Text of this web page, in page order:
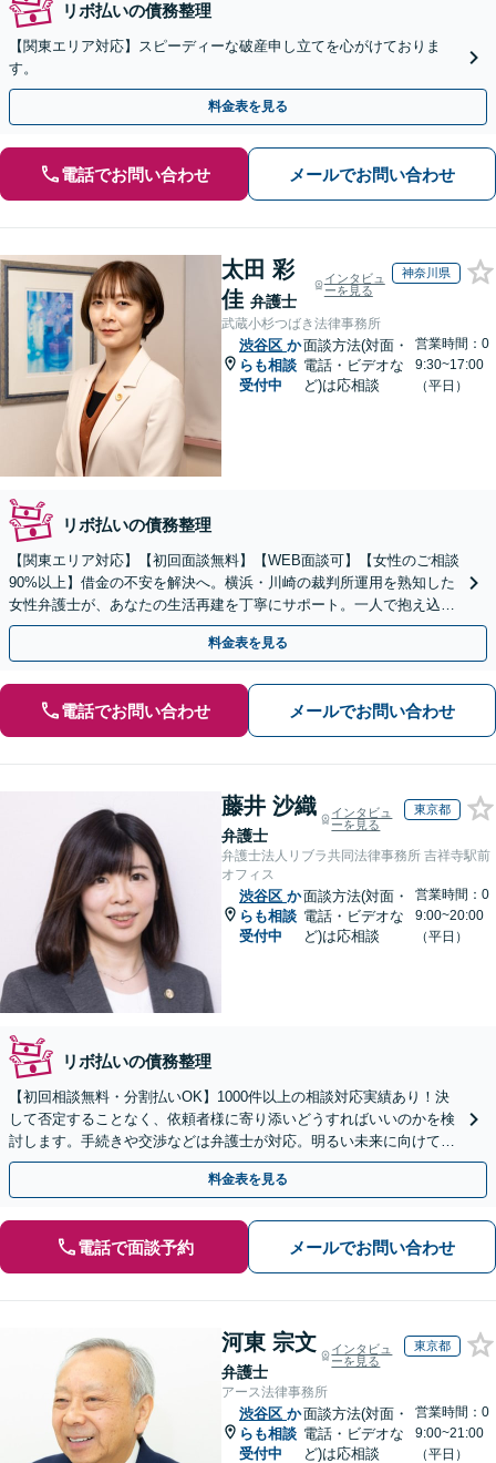
リボ払いの債務整理
【関東エリア対応】スピーディーな破産申し立てを心がけておりま
す。
料金表を見る
電話でお問い合わせ メールでお問い合わせ
太田 彩
佳 弁護士
インタビュ
ーを見る
神奈川県
武蔵小杉つばき法律事務所
渋谷区 か
らも相談
受付中
面談方法(対面・
電話・ビデオな
ど)は応相談
営業時間：0
9:30~17:00
（平日）
リボ払いの債務整理
【関東エリア対応】【初回面談無料】【WEB面談可】【女性のご相談
90%以上】借金の不安を解決へ。横浜・川崎の裁判所運用を熟知した
女性弁護士が、あなたの生活再建を丁寧にサポート。一人で抱え込ま
ず、新しい人生への一歩をここから踏み出しませんか。
料金表を見る
電話でお問い合わせ メールでお問い合わせ
藤井 沙織
弁護士
インタビュ
ーを見る
東京都
弁護士法人リブラ共同法律事務所 吉祥寺駅前
オフィス
渋谷区 か
らも相談
受付中
面談方法(対面・
電話・ビデオな
ど)は応相談
営業時間：0
9:00~20:00
（平日）
リボ払いの債務整理
【初回相談無料・分割払いOK】1000件以上の相談対応実績あり！決
して否定することなく、依頼者様に寄り添いどうすればいいのかを検
討します。手続きや交渉などは弁護士が対応。明るい未来に向けて一
緒に頑張りましょう【休日・夜間相談可】【完全個室】
料金表を見る
電話で面談予約 メールでお問い合わせ
河東 宗文
弁護士
インタビュ
ーを見る
東京都
アース法律事務所
渋谷区 か
らも相談
受付中
面談方法(対面・
電話・ビデオな
ど)は応相談
営業時間：0
9:00~21:00
（平日）